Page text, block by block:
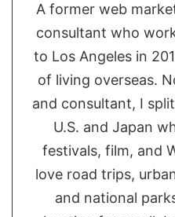
A former web
consultant who
to Los Angeles in
of living overseas.
and consultant, I
U.S. and Japan
festivals, film, and
love road trips,
and national